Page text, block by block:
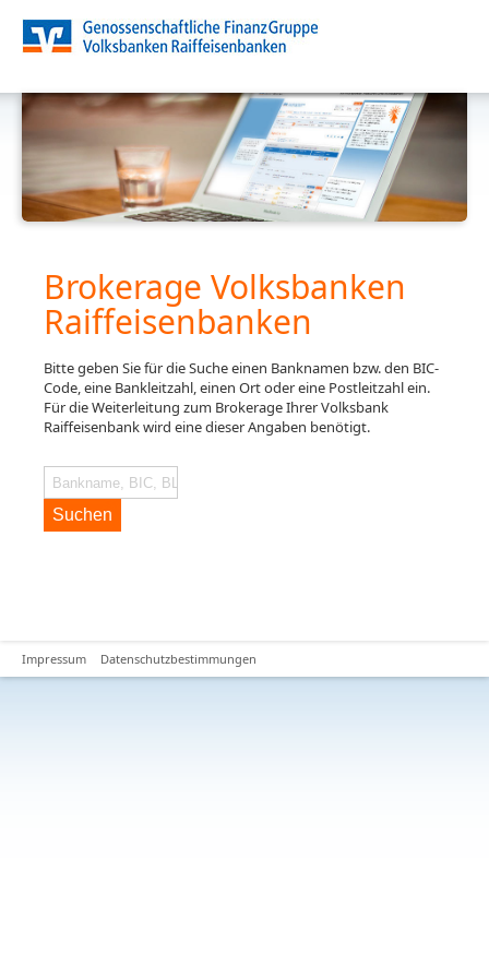
Brokerage Volksbanken
Raiffeisenbanken
Bitte geben Sie für die Suche einen Banknamen bzw. den BIC-
Code, eine Bankleitzahl, einen Ort oder eine Postleitzahl ein.
Für die Weiterleitung zum Brokerage Ihrer Volksbank
Raiffeisenbank wird eine dieser Angaben benötigt.
Suchen
Impressum Datenschutzbestimmungen